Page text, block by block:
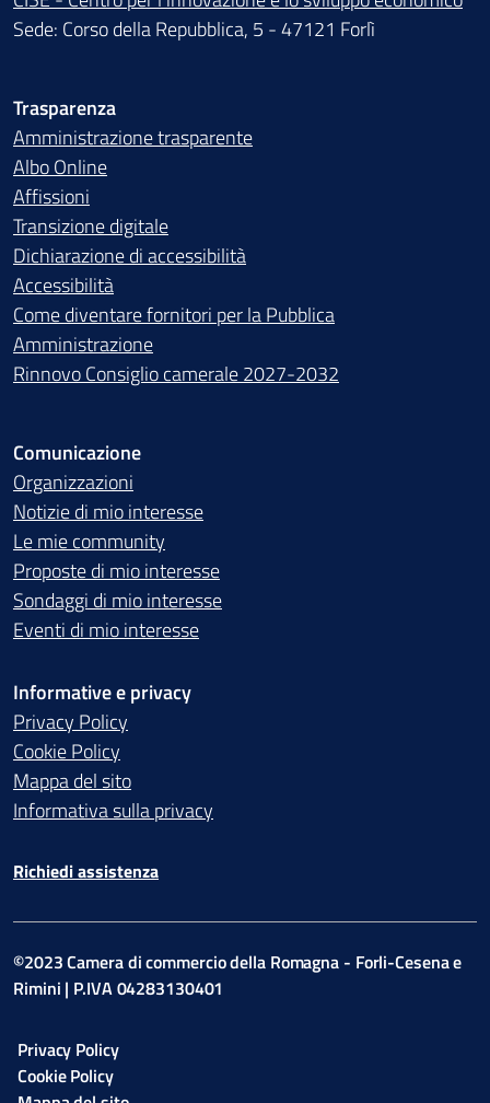
Sede: Corso della Repubblica, 5 - 47121 Forlì
Trasparenza
Amministrazione trasparente
Albo Online
Affissioni
Transizione digitale
Dichiarazione di accessibilità
Accessibilità
Come diventare fornitori per la Pubblica
Amministrazione
Rinnovo Consiglio camerale 2027-2032
Comunicazione
Organizzazioni
Notizie di mio interesse
Le mie community
Proposte di mio interesse
Sondaggi di mio interesse
Eventi di mio interesse
Informative e privacy
Privacy Policy
Cookie Policy
Mappa del sito
Informativa sulla privacy
Richiedi assistenza
©2023 Camera di commercio della Romagna - Forli-Cesena e
Rimini | P.IVA 04283130401
Privacy Policy
Cookie Policy